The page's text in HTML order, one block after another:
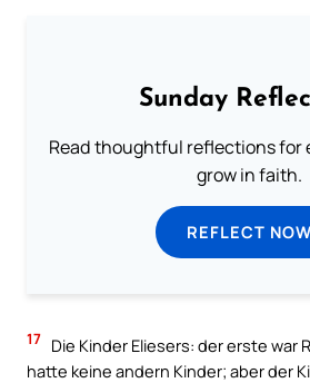
Sunday
Read thoughtful reflections for
grow in faith.
REFLECT NOW
17 Die Kinder Eliesers: der erste war
hatte keine andern Kinder; aber der